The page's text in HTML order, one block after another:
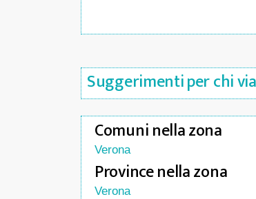
Suggerimenti per chi
Comuni nella zona
Verona
Province nella zona
Verona